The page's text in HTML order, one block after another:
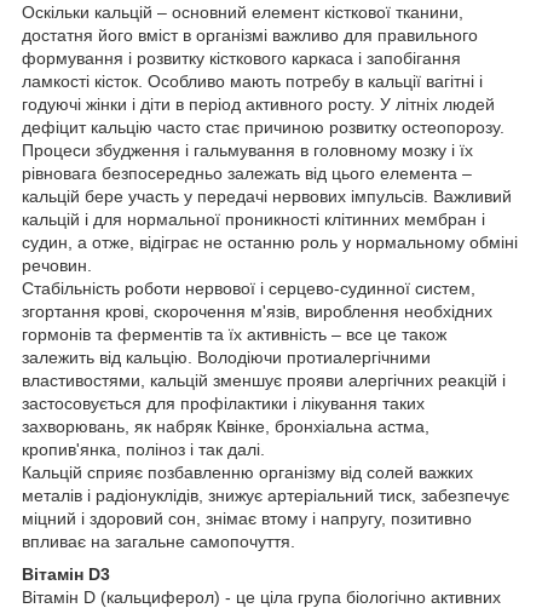
Оскільки кальцій – основний елемент кісткової тканини,
достатня його вміст в організмі важливо для правильного
формування і розвитку кісткового каркаса і запобігання
ламкості кісток. Особливо мають потребу в кальції вагітні і
годуючі жінки і діти в період активного росту. У літніх людей
дефіцит кальцію часто стає причиною розвитку остеопорозу.
Процеси збудження і гальмування в головному мозку і їх
рівновага безпосередньо залежать від цього елемента –
кальцій бере участь у передачі нервових імпульсів. Важливий
кальцій і для нормальної проникності клітинних мембран і
судин, а отже, відіграє не останню роль у нормальному обміні
речовин.
Стабільність роботи нервової і серцево-судинної систем,
згортання крові, скорочення м'язів, вироблення необхідних
гормонів та ферментів та їх активність – все це також
залежить від кальцію. Володіючи протиалергічними
властивостями, кальцій зменшує прояви алергічних реакцій і
застосовується для профілактики і лікування таких
захворювань, як набряк Квінке, бронхіальна астма,
кропив'янка, поліноз і так далі.
Кальцій сприяє позбавленню організму від солей важких
металів і радіонуклідів, знижує артеріальний тиск, забезпечує
міцний і здоровий сон, знімає втому і напругу, позитивно
впливає на загальне самопочуття.
Вітамін D3
Вітамін D (кальциферол) - це ціла група біологічно активних